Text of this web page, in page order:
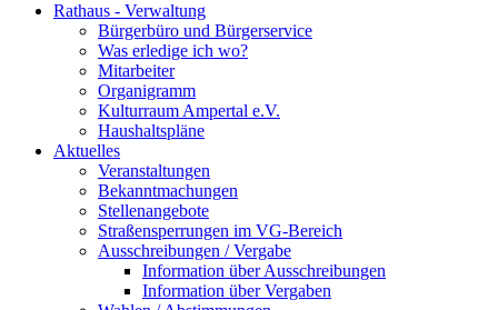
Rathaus - Verwaltung
Bürgerbüro und Bürgerservice
Was erledige ich wo?
Mitarbeiter
Organigramm
Kulturraum Ampertal e.V.
Haushaltspläne
Aktuelles
Veranstaltungen
Bekanntmachungen
Stellenangebote
Straßensperrungen im VG-Bereich
Ausschreibungen / Vergabe
Information über Ausschreibungen
Information über Vergaben